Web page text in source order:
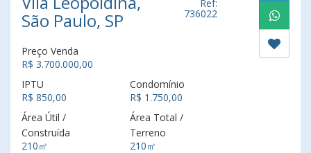
São Paulo, SP
Ref:
736022
Preço Venda
R$ 3.700.000,00
IPTU
R$ 850,00
Condomínio
R$ 1.750,00
Área Útil /
Construída
210㎡
Área Total /
Terreno
210㎡